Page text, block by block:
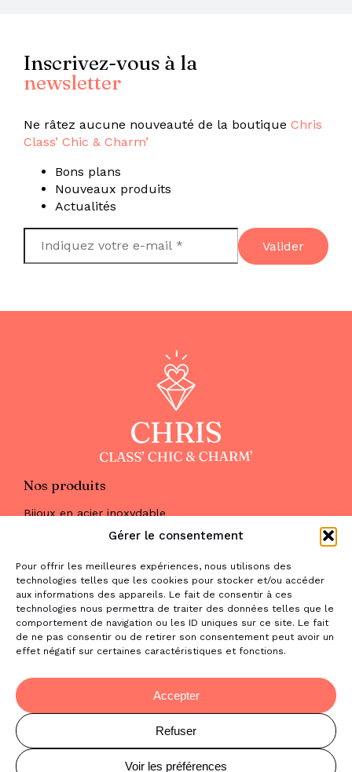
Gérer le consentement
Pour offrir les meilleures expériences, nous utilisons des
technologies telles que les cookies pour stocker et/ou accéder
aux informations des appareils. Le fait de consentir à ces
technologies nous permettra de traiter des données telles que le
comportement de navigation ou les ID uniques sur ce site. Le fait
de ne pas consentir ou de retirer son consentement peut avoir un
effet négatif sur certaines caractéristiques et fonctions.
Accepter
Refuser
Voir les préférences
Inscrivez-vous à la
newsletter
Ne râtez aucune nouveauté de la boutique Chris
Class’ Chic & Charm’
Bons plans
Nouveaux produits
Actualités
Nos produits
Bijoux en acier inoxydable
Maquillage
Parfums
Nous trouver
& nous contacter
2 place de la Liberté
31470 Saint-Lys
06 52 05 69 65
© Copyright Chris Class' Chic & Charm'